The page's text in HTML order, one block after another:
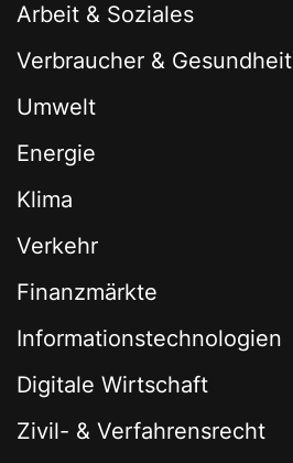
Arbeit & Soziales
Verbraucher & Gesundheit
Umwelt
Energie
Klima
Verkehr
Finanzmärkte
Informationstechnologien
Digitale Wirtschaft
Zivil- & Verfahrensrecht